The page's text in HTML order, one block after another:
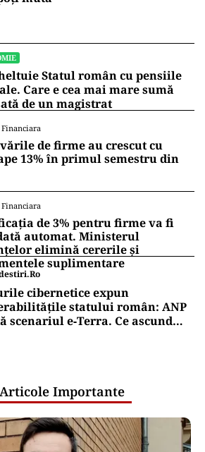
Statul român cu pensiile
Care e cea mai mare sumă
de un magistrat
de firme au crescut cu
13% în primul semestru din
de 3% pentru firme va fi
automat. Ministerul
elimină cererile și
suplimentare
cibernetice expun
statului român: ANP
scenariul e‑Terra. Ce ascund
Importante